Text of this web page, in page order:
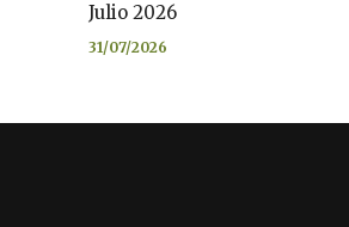
Julio 2026
31/07/2026